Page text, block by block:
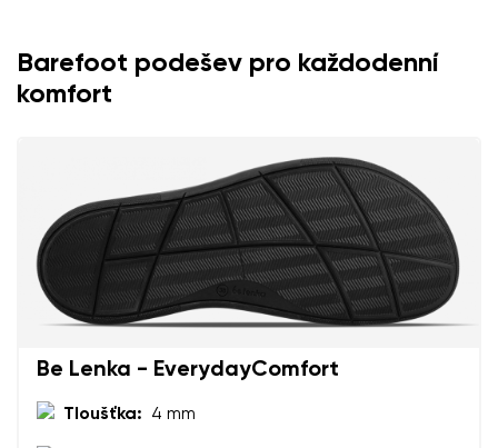
Změnit region
Vyberte zemi dodání
Vyberte jazyk
Barefoot podešev pro každodenní
komfort
Be Lenka - EverydayComfort
Tloušťka: 4 mm
Vaše jméno a příjmení
Varianta
Otázka
Varianta
číslo objednávky